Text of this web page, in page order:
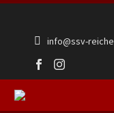
info@ssv-